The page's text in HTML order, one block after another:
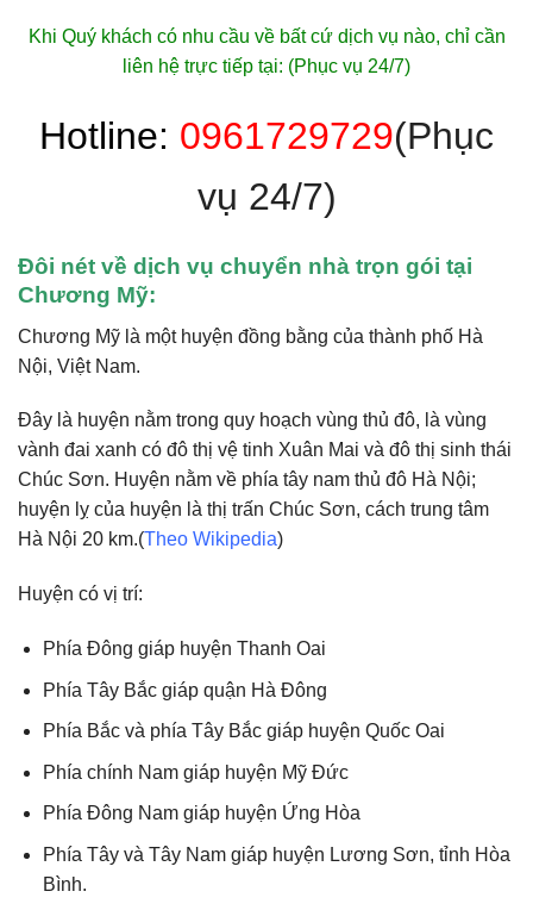
Khi Quý khách có nhu cầu về bất cứ dịch vụ nào, chỉ cần
liên hệ trực tiếp tại: (Phục vụ 24/7)
Hotline: 0961729729(Phục
vụ 24/7)
Đôi nét về dịch vụ chuyển nhà trọn gói tại
Chương Mỹ:
Chương Mỹ là một huyện đồng bằng của thành phố Hà
Nội, Việt Nam.
Đây là huyện nằm trong quy hoạch vùng thủ đô, là vùng
vành đai xanh có đô thị vệ tinh Xuân Mai và đô thị sinh thái
Chúc Sơn. Huyện nằm về phía tây nam thủ đô Hà Nội;
huyện lỵ của huyện là thị trấn Chúc Sơn, cách trung tâm
Hà Nội 20 km.(Theo Wikipedia)
Huyện có vị trí:
Phía Đông giáp huyện Thanh Oai
Phía Tây Bắc giáp quận Hà Đông
Phía Bắc và phía Tây Bắc giáp huyện Quốc Oai
Phía chính Nam giáp huyện Mỹ Đức
Phía Đông Nam giáp huyện Ứng Hòa
Phía Tây và Tây Nam giáp huyện Lương Sơn, tỉnh Hòa
Bình.